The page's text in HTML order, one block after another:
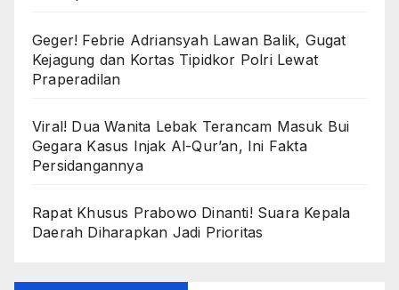
Geger! Febrie Adriansyah Lawan Balik, Gugat
Kejagung dan Kortas Tipidkor Polri Lewat
Praperadilan
Viral! Dua Wanita Lebak Terancam Masuk Bui
Gegara Kasus Injak Al-Qur’an, Ini Fakta
Persidangannya
Rapat Khusus Prabowo Dinanti! Suara Kepala
Daerah Diharapkan Jadi Prioritas